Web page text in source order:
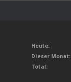
Heute:
Dieser Monat:
Total: